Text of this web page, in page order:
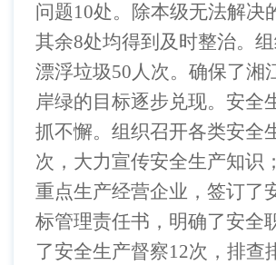
问题10处。除本级无法解决
其余8处均得到及时整治。
漂浮垃圾50人次。确保了湘
岸绿的目标逐步兑现。安全
抓不懈。组织召开各类安全
次，大力宣传安全生产知识
重点生产经营企业，签订了
标管理责任书，明确了安全
了安全生产督察12次，排查